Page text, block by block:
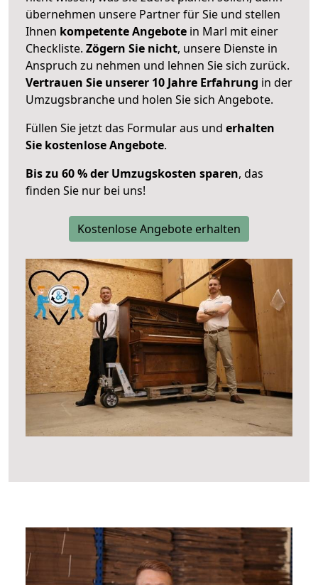
übernehmen unsere Partner für Sie und stellen
Ihnen kompetente Angebote in Marl mit einer
Checkliste. Zögern Sie nicht, unsere Dienste in
Anspruch zu nehmen und lehnen Sie sich zurück.
Vertrauen Sie unserer 10 Jahre Erfahrung in der
Umzugsbranche und holen Sie sich Angebote.
Füllen Sie jetzt das Formular aus und erhalten
Sie kostenlose Angebote.
Bis zu 60 % der Umzugskosten sparen, das
finden Sie nur bei uns!
Kostenlose Angebote erhalten